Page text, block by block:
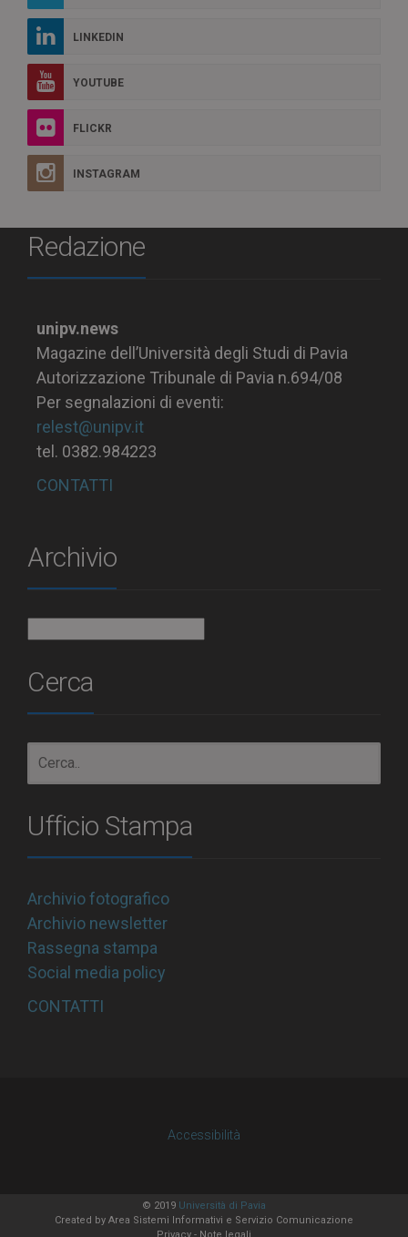
LINKEDIN
YOUTUBE
FLICKR
INSTAGRAM
Redazione
unipv.news
Magazine dell’Università degli Studi di Pavia
Autorizzazione Tribunale di Pavia n.694/08
Per segnalazioni di eventi:
relest@unipv.it
tel. 0382.984223
CONTATTI
Archivio
Cerca
Ufficio Stampa
Archivio fotografico
Archivio newsletter
Rassegna stampa
Social media policy
CONTATTI
Accessibilità
© 2019 Università di Pavia
Created by Area Sistemi Informativi e Servizio Comunicazione
Privacy - Note legali